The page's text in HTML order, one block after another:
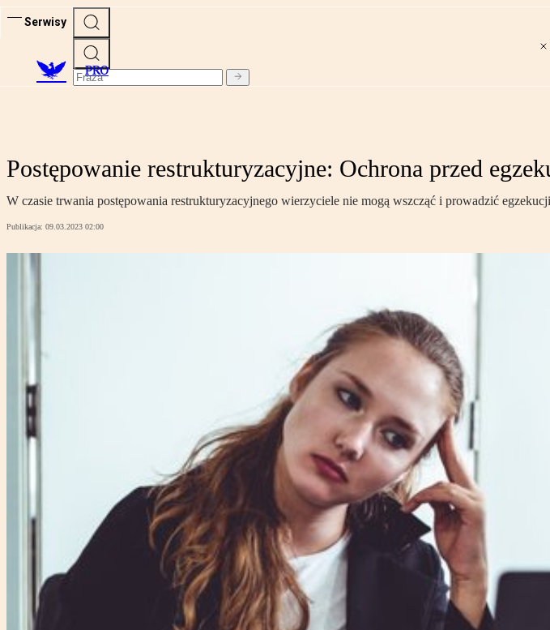
Serwisy
PRO
Postępowanie restrukturyzacyjne: Ochrona przed
W czasie trwania postępowania restrukturyzacyjnego wierzyciele nie mogą wszcząć i prowadzić
Publikacja: 09.03.2023 02:00